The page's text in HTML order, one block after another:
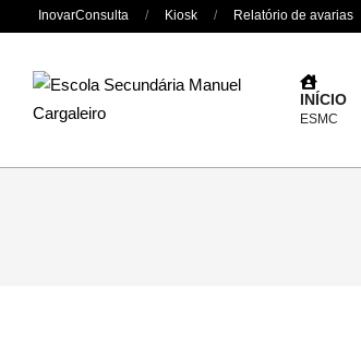
content
InovarConsulta Kiosk Relatório de avarias
INÍCIO
ESMC